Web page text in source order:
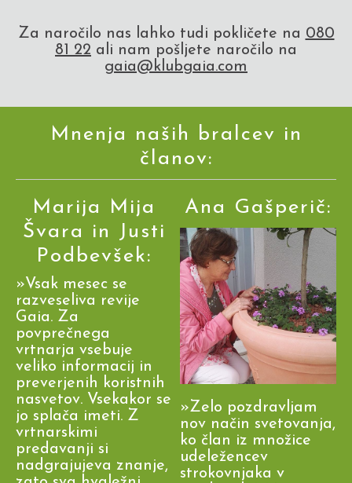
Za naročilo nas lahko tudi pokličete na 080
81 22 ali nam pošljete naročilo na
gaia@klubgaia.com
Mnenja naših bralcev in
članov:
Marija Mija
Švara in Justi
Podbevšek:
»Vsak mesec se
razveseliva revije
Gaia. Za
povprečnega
vrtnarja vsebuje
veliko informacij in
preverjenih koristnih
nasvetov. Vsekakor se
jo splača imeti. Z
vrtnarskimi
predavanji si
nadgrajujeva znanje,
Ana Gašperič:
»Zelo pozdravljam
nov način svetovanja,
ko član iz množice
udeležencev
strokovnjaka v